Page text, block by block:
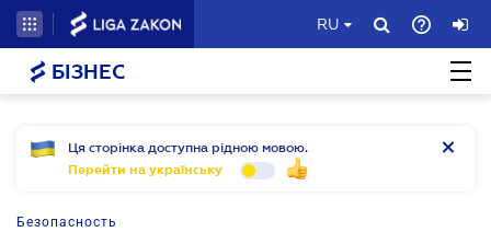
RU
БІЗНЕС
Ця сторінка доступна рідною мовою.
Перейти на українську
Безопасность